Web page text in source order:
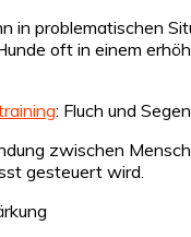
in problematischen
oft in einem
: Fluch und
zwischen
gesteuert wird.